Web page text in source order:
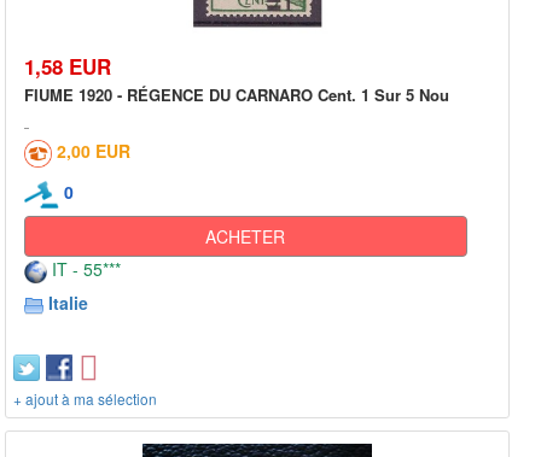
1,58 EUR
FIUME 1920 - RÉGENCE DU CARNARO Cent. 1 Sur 5 Nou
2,00 EUR
0
ACHETER
IT - 55***
Italie
+ ajout à ma sélection